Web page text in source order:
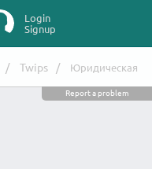
Login
Signup
Twips Юридическая
Report a problem